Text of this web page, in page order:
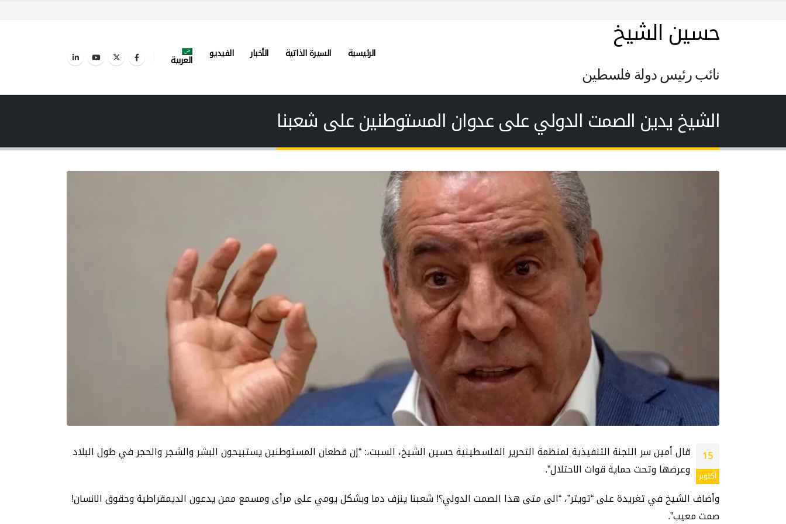
حسين الشيخ
نائب رئيس دولة فلسطين
الرئيسية السيرة الذاتية الأخبار الفيديو العربية
الشيخ يدين الصمت الدولي على عدوان المستوطنين على شعبنا
15
أكتوبر
قال أمين سر اللجنة التنفيذية لمنظمة التحرير الفلسطينية حسين الشيخ، السبت،: “إن قطعان المستوطنين يستبيحون البشر والشجر والحجر في طول البلاد
وعرضها وتحت حماية قوات الاحتلال”.
وأضاف الشيخ في تغريدة على “تويتر”، “الى متى هذا الصمت الدولي؟! شعبنا ينزف دما وبشكل يومي على مرأى ومسمع ممن يدعون الديمقراطية وحقوق الانسان!
صمت معيب”.